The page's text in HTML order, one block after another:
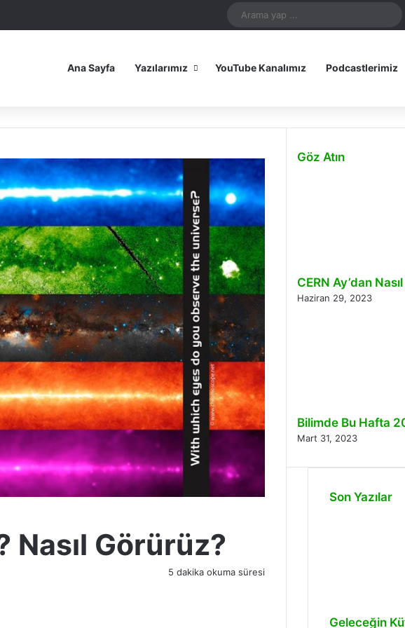
Mastodon
BlueskyiOS Uygulamamız
Android Uygulamamız
...
Ana Sayfa Yazılarımız YouTube Kanalımız Podcastlerimiz
Nasıl Görürüz?
5 dakika okuma süresi
Göz Atın
CERN Ay’dan
Haziran 29, 2023
Bilimde Bu Hafta
Mart 31, 2023
Son Yazılar
Geleceğin